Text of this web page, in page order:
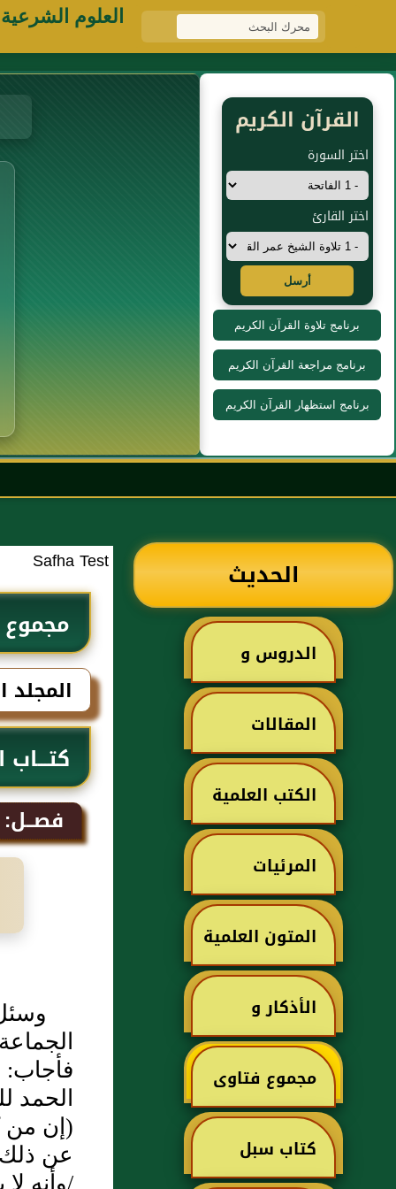
العلوم الشرعية
القرآن الكريم
اختر السورة
اختر القارئ
أرسل
برنامج تلاوة القرآن الكريم
برنامج مراجعة القرآن الكريم
برنامج استظهار القرآن الكريم
الحديث
الدروس و
الخطب
المقالات
الكتب العلمية
المرئيات
المتون العلمية
الأذكار و
الأدعية
مجموع فتاوى
ابن تيمية
كتاب سبل
Safha Test
مجموع
المجلد
كتـــاب
فأجاب‏:‏
الحمد
‏(‏إن من
عن
/وأنه